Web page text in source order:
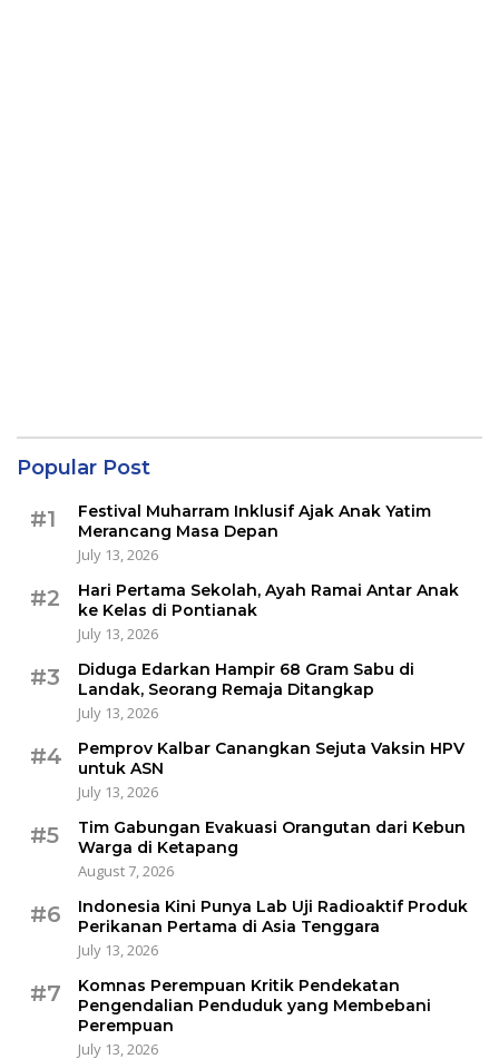
Popular Post
#1
Festival Muharram Inklusif Ajak Anak Yatim
Merancang Masa Depan
July 13, 2026
#2
Hari Pertama Sekolah, Ayah Ramai Antar Anak
ke Kelas di Pontianak
July 13, 2026
#3
Diduga Edarkan Hampir 68 Gram Sabu di
Landak, Seorang Remaja Ditangkap
July 13, 2026
#4
Pemprov Kalbar Canangkan Sejuta Vaksin HPV
untuk ASN
July 13, 2026
#5
Tim Gabungan Evakuasi Orangutan dari Kebun
Warga di Ketapang
August 7, 2026
#6
Indonesia Kini Punya Lab Uji Radioaktif Produk
Perikanan Pertama di Asia Tenggara
July 13, 2026
#7
Komnas Perempuan Kritik Pendekatan
Pengendalian Penduduk yang Membebani
Perempuan
July 13, 2026